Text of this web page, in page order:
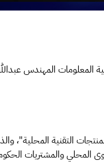
المعلومات المهندس
التقنية المحلية"،
المحلي والمشتريات